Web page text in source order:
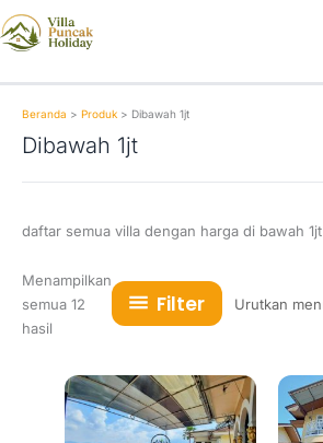
Lewati
ke
Beranda Produk Dibawah 1jt
Dibawah 1jt
daftar semua villa dengan harga di bawah 1jt
Menampilkan
semua 12
hasil Diurutkan
yang
terbaru
Filter